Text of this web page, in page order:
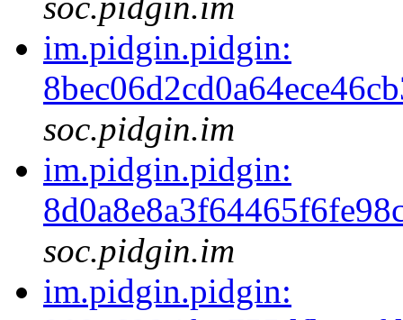
im.pidgin.pidgin:
soc.pidgin.im
im.pidgin.pidgin:
soc.pidgin.im
im.pidgin.pidgin: